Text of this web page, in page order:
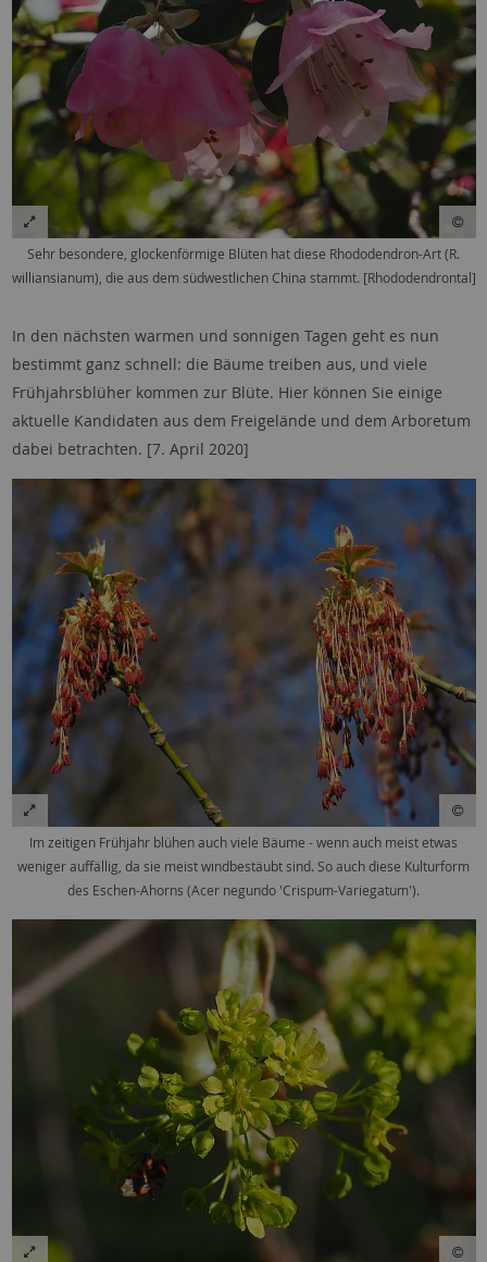
Sehr besondere, glockenförmige Blüten hat diese Rhododendron-Art (R.
williansianum), die aus dem südwestlichen China stammt. [Rhododendrontal]
In den nächsten warmen und sonnigen Tagen geht es nun
bestimmt ganz schnell: die Bäume treiben aus, und viele
Frühjahrsblüher kommen zur Blüte. Hier können Sie einige
aktuelle Kandidaten aus dem Freigelände und dem Arboretum
dabei betrachten. [7. April 2020]
Im zeitigen Frühjahr blühen auch viele Bäume - wenn auch meist etwas
weniger auffällig, da sie meist windbestäubt sind. So auch diese Kulturform
des Eschen-Ahorns (Acer negundo 'Crispum-Variegatum').